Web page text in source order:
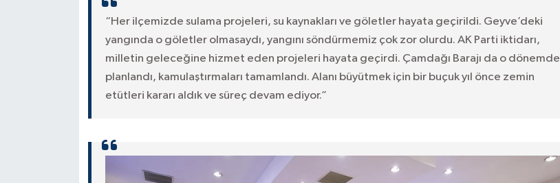
“Her ilçemizde sulama projeleri, su kaynakları ve göletler hayata geçirildi. Geyve’deki
yangında o göletler olmasaydı, yangını söndürmemiz çok zor olurdu. AK Parti iktidarı,
milletin geleceğine hizmet eden projeleri hayata geçirdi. Çamdağı Barajı da o dönemde
planlandı, kamulaştırmaları tamamlandı. Alanı büyütmek için bir buçuk yıl önce zemin
etütleri kararı aldık ve süreç devam ediyor.”